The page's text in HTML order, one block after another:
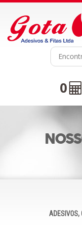
0
ADESIVOS,